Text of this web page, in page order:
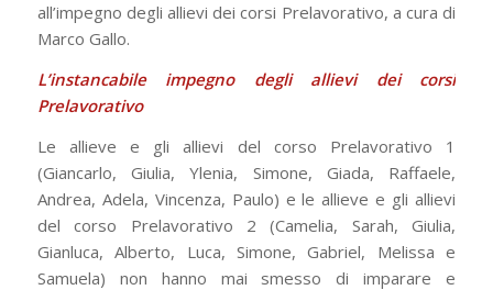
all’impegno degli allievi dei corsi Prelavorativo, a cura di
Marco Gallo.
L’instancabile impegno degli allievi dei corsi
Prelavorativo
Le allieve e gli allievi del corso Prelavorativo 1
(Giancarlo, Giulia, Ylenia, Simone, Giada, Raffaele,
Andrea, Adela, Vincenza, Paulo) e le allieve e gli allievi
del corso Prelavorativo 2 (Camelia, Sarah, Giulia,
Gianluca, Alberto, Luca, Simone, Gabriel, Melissa e
Samuela) non hanno mai smesso di imparare e